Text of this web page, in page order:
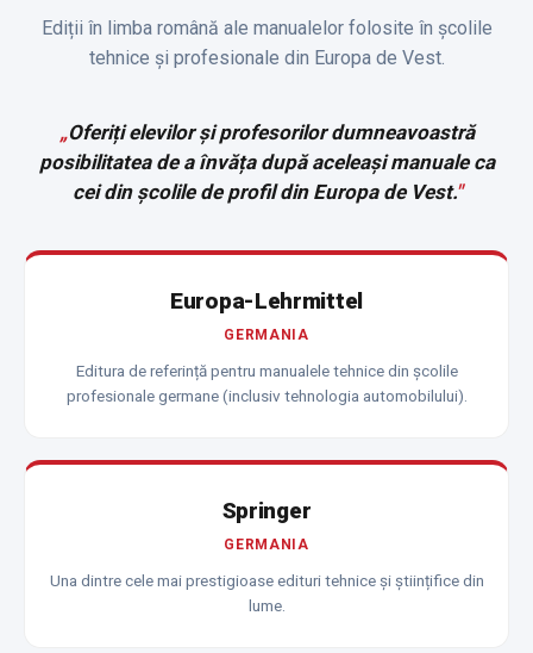
Ediții în limba română ale manualelor folosite în școlile
tehnice și profesionale din Europa de Vest.
„Oferiți elevilor și profesorilor dumneavoastră
posibilitatea de a învăța după aceleași manuale ca
cei din școlile de profil din Europa de Vest."
Europa-Lehrmittel
GERMANIA
Editura de referință pentru manualele tehnice din școlile
profesionale germane (inclusiv tehnologia automobilului).
Springer
GERMANIA
Una dintre cele mai prestigioase edituri tehnice și științifice din
lume.